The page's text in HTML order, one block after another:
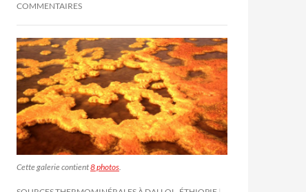
COMMENTAIRES
Cette galerie contient8 photos